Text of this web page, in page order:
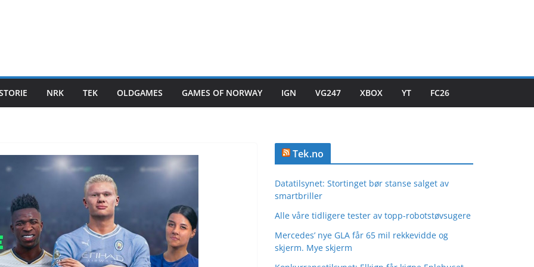
NRK TEK OLDGAMES GAMES OF NORWAY IGN VG247 XBOX YT FC26
Tek.no
Datatilsynet: Stortinget bør stanse salget av
smartbriller
Alle våre tidligere tester av topp-robotstøvsugere
Mercedes’ nye GLA får 65 mil rekkevidde og
skjerm. Mye skjerm